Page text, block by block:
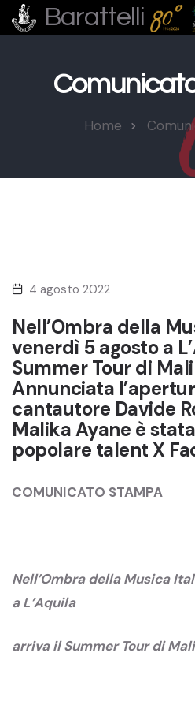
Barattelli
Home
4 agosto 2022
Nell’Ombra della
venerdì 5 agosto a
Summer Tour di
Annunciata
cantautore Davide
Malika Ayane è
popolare talent X
COMUNICATO STAMPA
Nell’Ombra della Musica
a L’Aquila
arriva il Summer Tour di